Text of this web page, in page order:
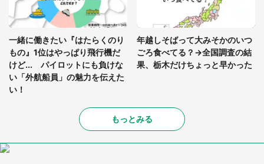
一緒に働きたい『はたらくのり
もの』1位はやっぱり飛行機だ
けど... パイロットにも負けな
い「外航船員」の魅力を伝えた
い！
年越しそばって大みそかのいつ
ごろ食べてる？→全国調査の結
果、栃木だけちょっと早かった
もっとみる